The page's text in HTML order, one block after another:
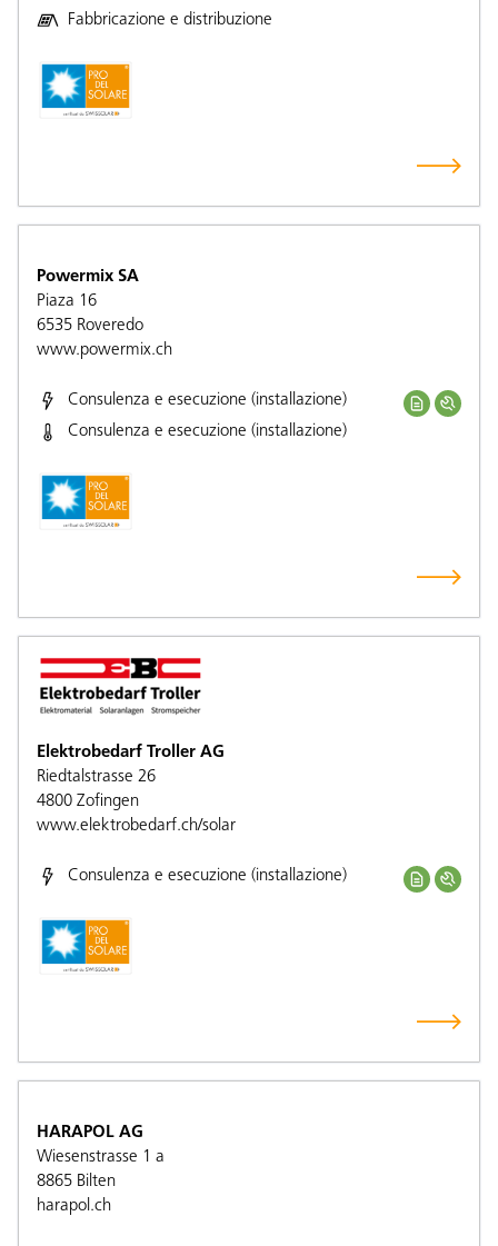
Fabbricazione e distribuzione
Powermix SA
Piaza 16
6535 Roveredo
www.powermix.ch
Consulenza e esecuzione (installazione)
Consulenza e esecuzione (installazione)
Elektrobedarf Troller AG
Riedtalstrasse 26
4800 Zofingen
www.elektrobedarf.ch/solar
Consulenza e esecuzione (installazione)
HARAPOL AG
Wiesenstrasse 1 a
8865 Bilten
harapol.ch